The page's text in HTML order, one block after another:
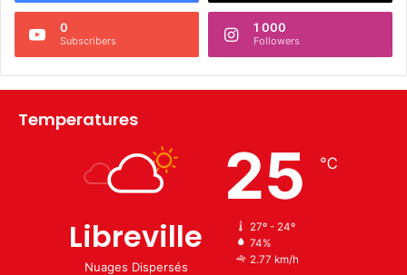
0
Subscribers
1 000
Followers
Temperatures
Libreville
Nuages Dispersés
25 ℃
27º - 24º
74%
2.77 km/h